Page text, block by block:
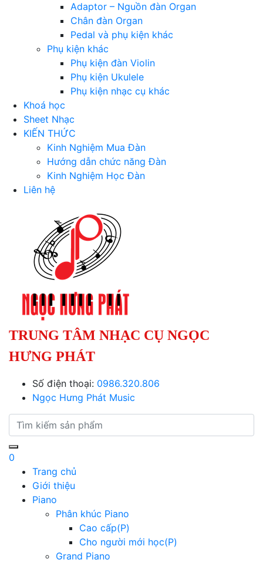
Adaptor – Nguồn đàn Organ
Chân đàn Organ
Pedal và phụ kiện khác
Phụ kiện khác
Phụ kiện đàn Violin
Phụ kiện Ukulele
Phụ kiện nhạc cụ khác
Khoá học
Sheet Nhạc
KIẾN THỨC
Kinh Nghiệm Mua Đàn
Hướng dẫn chức năng Đàn
Kinh Nghiệm Học Đàn
Liên hệ
TRUNG TÂM NHẠC CỤ NGỌC
HƯNG PHÁT
Số điện thoại: 0986.320.806
Ngọc Hưng Phát Music
0
Trang chủ
Giới thiệu
Piano
Phân khúc Piano
Cao cấp(P)
Cho người mới học(P)
Grand Piano